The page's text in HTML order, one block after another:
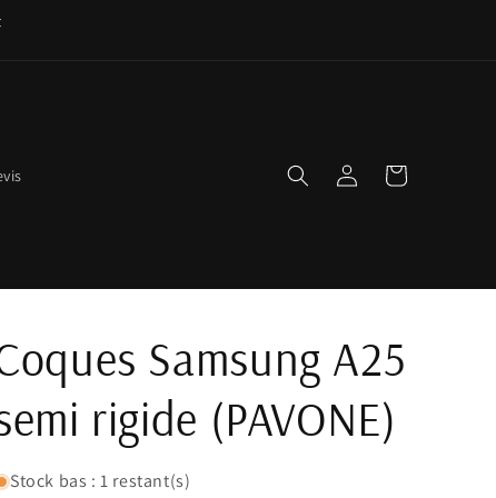
Connexion Panier
Samsung A25
rigide (PAVONE)
Stock bas : 1 restant(s)